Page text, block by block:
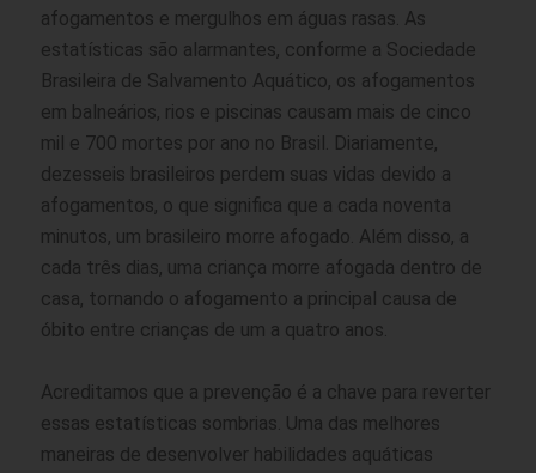
afogamentos e mergulhos em águas rasas. As
estatísticas são alarmantes, conforme a Sociedade
Brasileira de Salvamento Aquático, os afogamentos
em balneários, rios e piscinas causam mais de cinco
mil e 700 mortes por ano no Brasil. Diariamente,
dezesseis brasileiros perdem suas vidas devido a
afogamentos, o que significa que a cada noventa
minutos, um brasileiro morre afogado. Além disso, a
cada três dias, uma criança morre afogada dentro de
casa, tornando o afogamento a principal causa de
óbito entre crianças de um a quatro anos.
Acreditamos que a prevenção é a chave para reverter
essas estatísticas sombrias. Uma das melhores
maneiras de desenvolver habilidades aquáticas